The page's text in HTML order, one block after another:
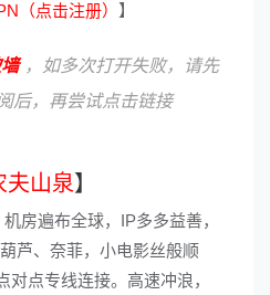
（点击注册） 】
，如多次打开失败，请先
后，再尝试点击链接
夫山泉】
房遍布全球，IP多多益善，
芦、奈菲，小电影丝般顺
对点专线连接。高速冲浪，